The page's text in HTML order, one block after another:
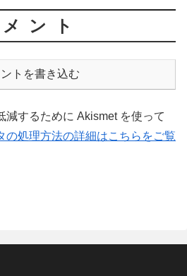
ント
トを書き込む
減するために Akismet を使って
の処理方法の詳細はこちらをご覧